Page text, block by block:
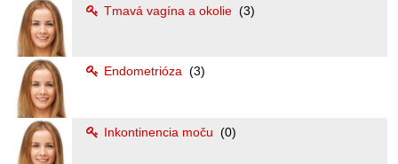
Tmavá vagína a okolie (3)
Endometrióza (3)
Inkontinencia moču (0)